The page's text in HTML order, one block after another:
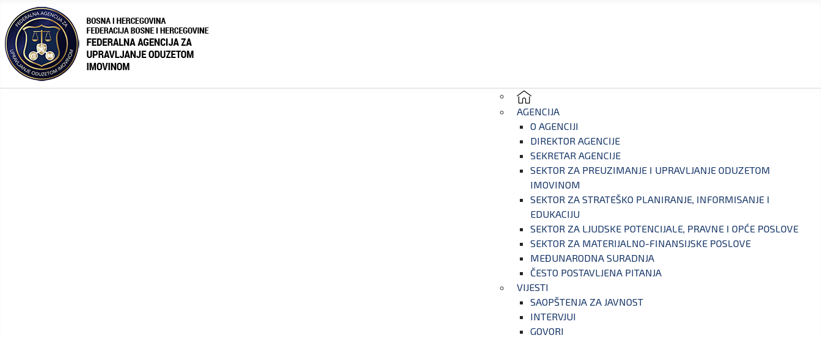
AGENCIJA
O AGENCIJI
DIREKTOR AGENCIJE
SEKRETAR AGENCIJE
SEKTOR ZA PREUZIMANJE I UPRAVLJANJE ODUZETOM
IMOVINOM
SEKTOR ZA STRATEŠKO PLANIRANJE, INFORMISANJE I
EDUKACIJU
SEKTOR ZA LJUDSKE POTENCIJALE, PRAVNE I OPĆE POSLOVE
SEKTOR ZA MATERIJALNO-FINANSIJSKE POSLOVE
MEĐUNARODNA SURADNJA
ČESTO POSTAVLJENA PITANJA
VIJESTI
SAOPŠTENJA ZA JAVNOST
INTERVJUI
GOVORI